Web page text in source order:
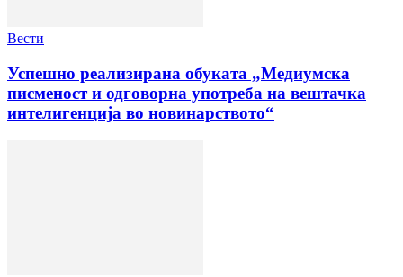
Вести
Успешно реализирана обуката „Медиумска
писменост и одговорна употреба на вештачка
интелигенција во новинарството“